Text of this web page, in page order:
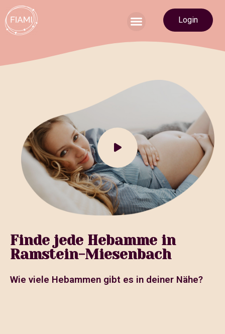
Login
Finde jede Hebamme in
Ramstein-Miesenbach
Wie viele Hebammen gibt es in deiner Nähe?